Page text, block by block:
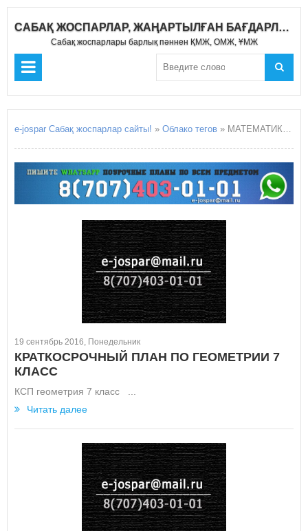
САБАҚ ЖОСПАРЛАР, ЖАҢАРТЫЛҒАН БАҒДАРЛАМА 2019-2020
Сабақ жоспарлары барлық пәннен ҚМЖ, ОМЖ, ҰМЖ
e-jospar Сабақ жоспарлар сайты! » Облако тегов » МАТЕМАТИКА » Страница 22
19 сентябрь 2016, Понедельник
КРАТКОСРОЧНЫЙ ПЛАН ПО ГЕОМЕТРИИ 7
КЛАСС
КСП геометрия 7 класс ...
Читать далее